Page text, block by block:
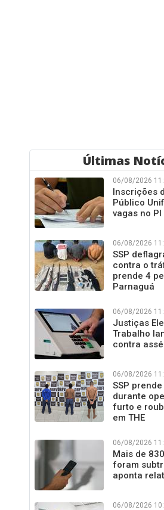
Últimas
06/08/2026
Inscrições
Público
vagas no
06/08/2026
SSP
contra o
prende 4
Parnaguá
06/08/2026
Justiças
Trabalho
contra
06/08/2026
SSP
durante
furto e
em THE
06/08/2026
Mais de
foram
aponta
06/08/2026